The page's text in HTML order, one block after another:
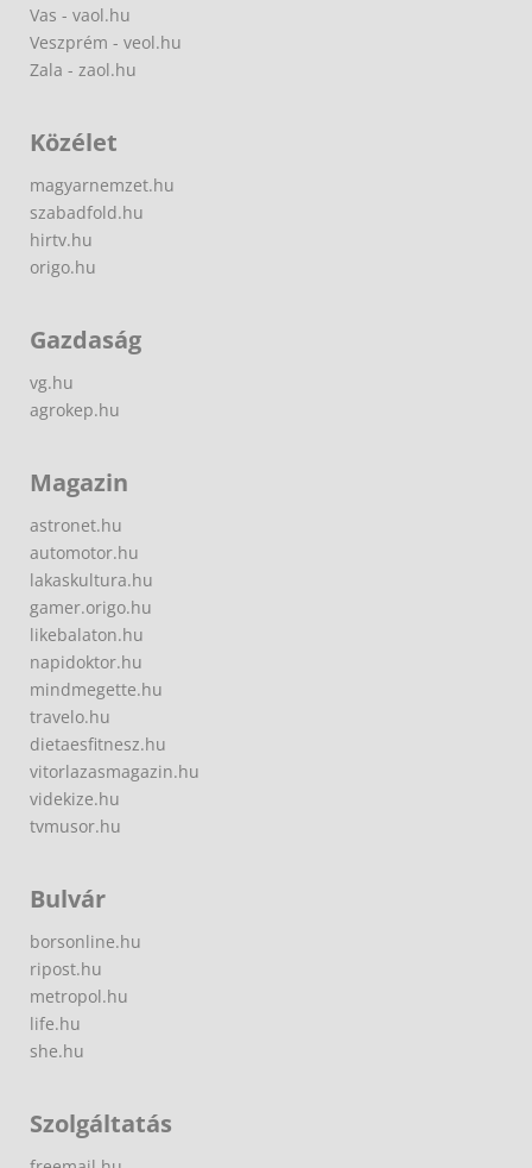
Vas - vaol.hu
Veszprém - veol.hu
Zala - zaol.hu
Közélet
magyarnemzet.hu
szabadfold.hu
hirtv.hu
origo.hu
Gazdaság
vg.hu
agrokep.hu
Magazin
astronet.hu
automotor.hu
lakaskultura.hu
gamer.origo.hu
likebalaton.hu
napidoktor.hu
mindmegette.hu
travelo.hu
dietaesfitnesz.hu
vitorlazasmagazin.hu
videkize.hu
tvmusor.hu
Bulvár
borsonline.hu
ripost.hu
metropol.hu
life.hu
she.hu
Szolgáltatás